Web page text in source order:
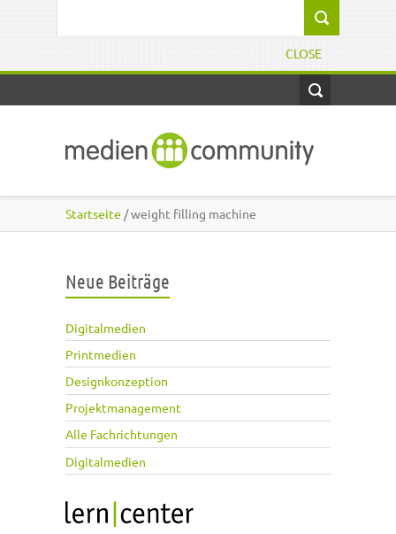
CLOSE
Startseite / weight filling machine
Neue Beiträge
Digitalmedien
Printmedien
Designkonzeption
Projektmanagement
Alle Fachrichtungen
Digitalmedien